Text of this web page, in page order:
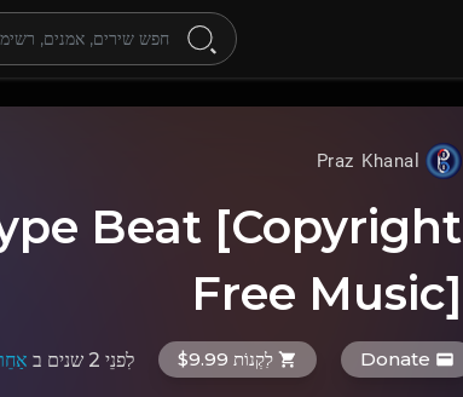
Praz Khanal
Beat [Copyright
Free Music]
לִקְנוֹת $9.99 לִפנֵי 2 שנים ב